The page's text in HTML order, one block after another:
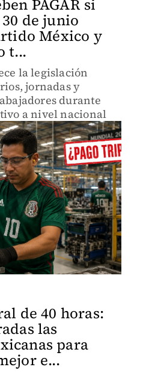
PAGAR si
de junio
México y
t...
la legislación
jornadas y
durante
a nivel nacional
de 40 horas:
las
para
e...